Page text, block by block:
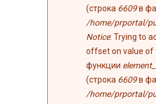
(строка 6609в
/home/prportal/
Notice: Trying to
offset on value of
функции
(строка 6609в
/home/prportal/